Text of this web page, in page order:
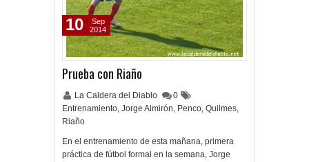
Prueba con Riaño
La Caldera del Diablo
0
Entrenamiento, Jorge Almirón, Penco, Quilmes,
Riaño
En el entrenamiento de esta mañana, primera
práctica de fútbol formal en la semana, Jorge
10
Sep
2014